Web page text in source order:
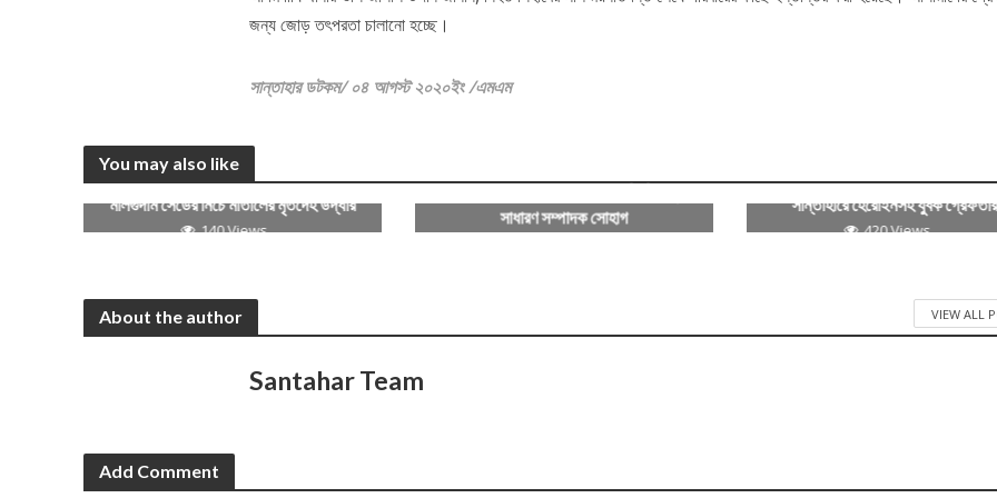
জন্য জোড় তৎপরতা চালানো হচ্ছে।
সান্তাহার ডটকম/ ০৪ আগস্ট ২০২০ইং /এমএম
You may also like
মালগুদাম সেডের নিচে মাতালের মৃতদেহ উদ্ধার
140 Views
সাধারণ সম্পাদক সোহাগ
সান্তাহারে হেরোইনসহ যুবক গ্রেফতার
420 Views
About the author VIEW ALL
Santahar Team
Add Comment